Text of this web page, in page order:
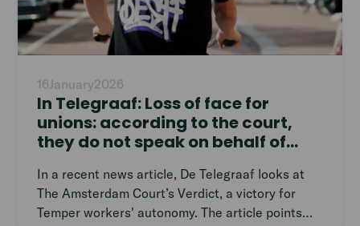
16January2026
In Telegraaf: Loss of face for
unions: according to the court,
they do not speak on behalf of
In a recent news article, De Telegraaf looks at
The Amsterdam Court’s Verdict, a victory for
Temper workers' autonomy. The article points